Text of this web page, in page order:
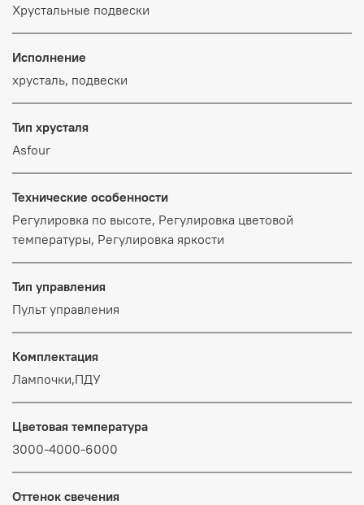
Хрустальные подвески
Исполнение
хрусталь, подвески
Тип хрусталя
Asfour
Технические особенности
Регулировка по высоте, Регулировка цветовой
температуры, Регулировка яркости
Тип управления
Пульт управления
Комплектация
Лампочки,ПДУ
Цветовая температура
3000-4000-6000
Оттенок свечения